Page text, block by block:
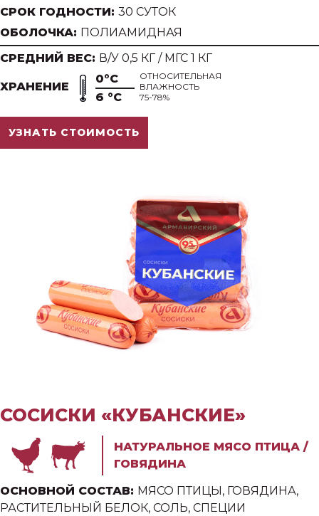
СРОК ГОДНОСТИ: 30 СУТОК
ОБОЛОЧКА: ПОЛИАМИДНАЯ
СРЕДНИЙ ВЕС: В/У 0,5 КГ / МГС 1 КГ
ХРАНЕНИЕ
0°С
6 °С
ОТНОСИТЕЛЬНАЯ
ВЛАЖНОСТЬ
75-78%
УЗНАТЬ СТОИМОСТЬ
СОСИСКИ «КУБАНСКИЕ»
НАТУРАЛЬНОЕ МЯСО ПТИЦА /
ГОВЯДИНА
ОСНОВНОЙ СОСТАВ: МЯСО ПТИЦЫ, ГОВЯДИНА,
РАСТИТЕЛЬНЫЙ БЕЛОК, СОЛЬ, СПЕЦИИ